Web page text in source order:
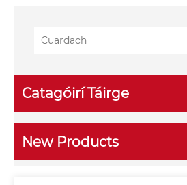
Catagóirí Táirge
New Products